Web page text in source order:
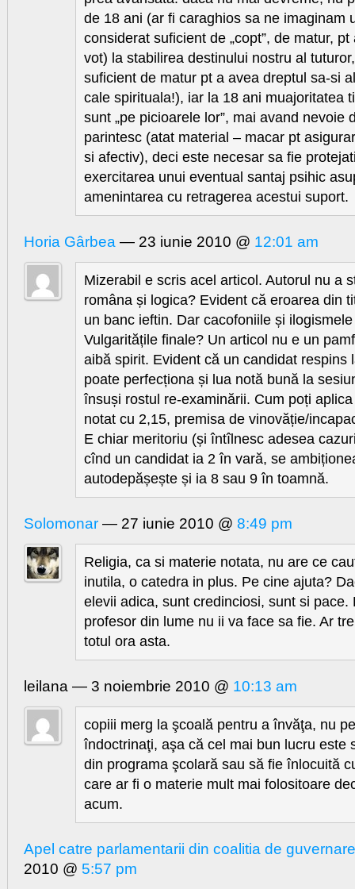
de 18 ani (ar fi caraghios sa ne imaginam
considerat suficient de „copt”, de matur,
vot) la stabilirea destinului nostru al
suficient de matur pt a avea dreptul sa-si
cale spirituala!), iar la 18 ani muajoritatea
sunt „pe picioarele lor”, mai avand nevoie
parintesc (atat material – macar pt
si afectiv), deci este necesar sa fie
exercitarea unui eventual santaj psihic
amenintarea cu retragerea acestui suport.
Horia Gârbea — 23 iunie 2010 @ 12:01 am
Mizerabil e scris acel articol. Autorul nu a
româna și logica? Evident că eroarea din
un banc ieftin. Dar cacofoniile și
Vulgaritățile finale? Un articol nu e un
aibă spirit. Evident că un candidat respins
poate perfecționa și lua notă bună la
însuși rostul re-examinării. Cum poți
notat cu 2,15, premisa de vinovăție/
E chiar meritoriu (și întîlnesc adesea
cînd un candidat ia 2 în vară, se
autodepășește și ia 8 sau 9 în toamnă.
Solomonar — 27 iunie 2010 @ 8:49 pm
Religia, ca si materie notata, nu are ce
inutila, o catedra in plus. Pe cine ajuta?
elevii adica, sunt credinciosi, sunt si pace.
profesor din lume nu ii va face sa fie. Ar
totul ora asta.
leilana — 3 noiembrie 2010 @ 10:13 am
copiii merg la şcoală pentru a învăţa, nu
îndoctrinaţi, aşa că cel mai bun lucru este
din programa şcolară sau să fie înlocuită
care ar fi o materie mult mai folositoare
acum.
Apel catre parlamentarii din coalitia de guvernare
2010 @ 5:57 pm